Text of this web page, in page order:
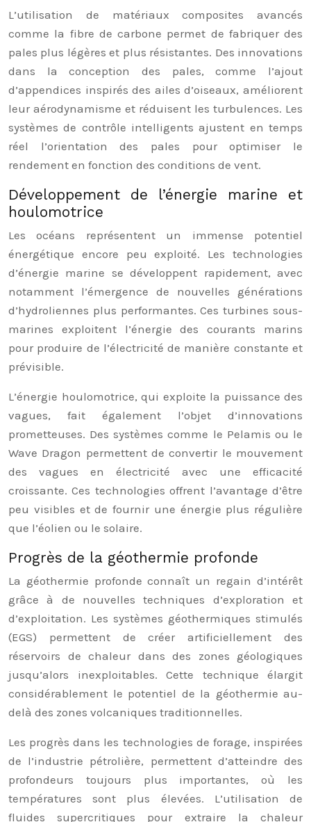
L’utilisation de matériaux composites avancés
comme la fibre de carbone permet de fabriquer des
pales plus légères et plus résistantes. Des innovations
dans la conception des pales, comme l’ajout
d’appendices inspirés des ailes d’oiseaux, améliorent
leur aérodynamisme et réduisent les turbulences. Les
systèmes de contrôle intelligents ajustent en temps
réel l’orientation des pales pour optimiser le
rendement en fonction des conditions de vent.
Développement de l’énergie marine et
houlomotrice
Les océans représentent un immense potentiel
énergétique encore peu exploité. Les technologies
d’énergie marine se développent rapidement, avec
notamment l’émergence de nouvelles générations
d’hydroliennes plus performantes. Ces turbines sous-
marines exploitent l’énergie des courants marins
pour produire de l’électricité de manière constante et
prévisible.
L’énergie houlomotrice, qui exploite la puissance des
vagues, fait également l’objet d’innovations
prometteuses. Des systèmes comme le Pelamis ou le
Wave Dragon permettent de convertir le mouvement
des vagues en électricité avec une efficacité
croissante. Ces technologies offrent l’avantage d’être
peu visibles et de fournir une énergie plus régulière
que l’éolien ou le solaire.
Progrès de la géothermie profonde
La géothermie profonde connaît un regain d’intérêt
grâce à de nouvelles techniques d’exploration et
d’exploitation. Les systèmes géothermiques stimulés
(EGS) permettent de créer artificiellement des
réservoirs de chaleur dans des zones géologiques
jusqu’alors inexploitables. Cette technique élargit
considérablement le potentiel de la géothermie au-
delà des zones volcaniques traditionnelles.
Les progrès dans les technologies de forage, inspirées
de l’industrie pétrolière, permettent d’atteindre des
profondeurs toujours plus importantes, où les
températures sont plus élevées. L’utilisation de
fluides supercritiques pour extraire la chaleur